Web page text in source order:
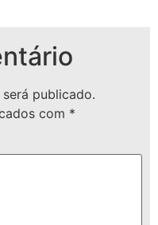
publicado.
com *